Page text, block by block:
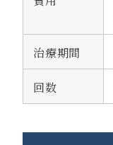
治療期間
回数